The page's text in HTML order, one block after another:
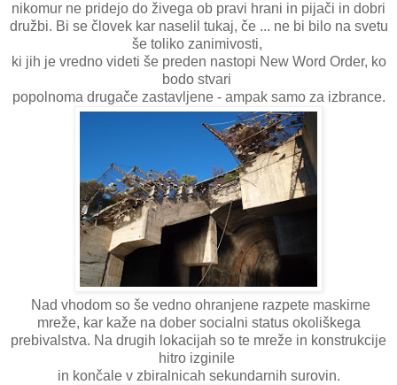
nikomur ne pridejo do živega ob pravi hrani in pijači in dobri
družbi. Bi se človek kar naselil tukaj, če ... ne bi bilo na svetu
še toliko zanimivosti,
ki jih je vredno videti še preden nastopi New Word Order, ko
bodo stvari
popolnoma drugače zastavljene - ampak samo za izbrance.
Nad vhodom so še vedno ohranjene razpete maskirne
mreže, kar kaže na dober socialni status okoliškega
prebivalstva. Na drugih lokacijah so te mreže in konstrukcije
hitro izginile
in končale v zbiralnicah sekundarnih surovin.